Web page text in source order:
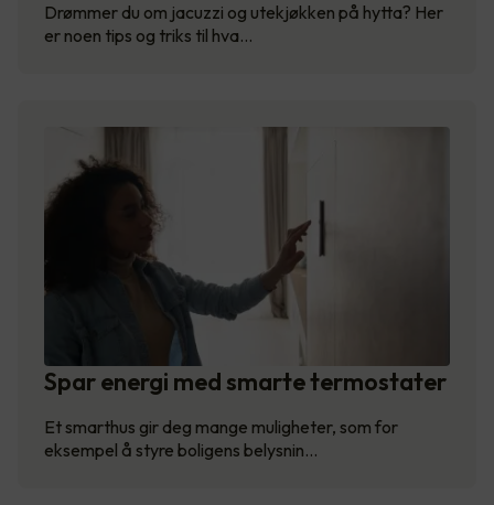
Drømmer du om jacuzzi og utekjøkken på hytta? Her
er noen tips og triks til hva…
Spar energi med smarte termostater
Et smarthus gir deg mange muligheter, som for
eksempel å styre boligens belysnin…